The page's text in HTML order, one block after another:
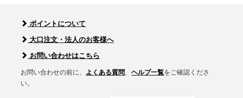
ポイントについて
大口注文・法人のお客様へ
お問い合わせはこちら
お問い合わせの前に、 よくある質問 、ヘルプ一覧をご確認くださ
い。